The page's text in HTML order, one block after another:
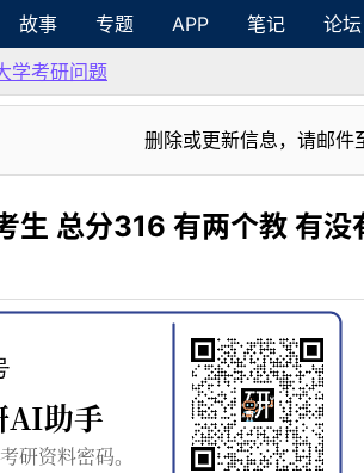
故事 专题 APP 笔记 论坛
学考研问题
删除或更新信息，请邮
生 总分316 有两个教 有没